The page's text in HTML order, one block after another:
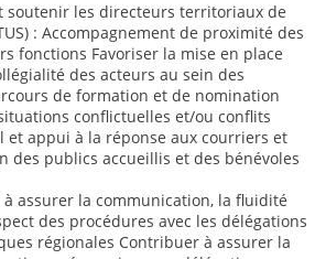
soutenir les directeurs territoriaux de
: Accompagnement de proximité des
fonctions Favoriser la mise en place
des acteurs au sein des
de formation et de nomination
conflictuelles et/ou conflits
et appui à la réponse aux courriers et
des publics accueillis et des bénévoles
à assurer la communication, la fluidité
des procédures avec les délégations
régionales Contribuer à assurer la